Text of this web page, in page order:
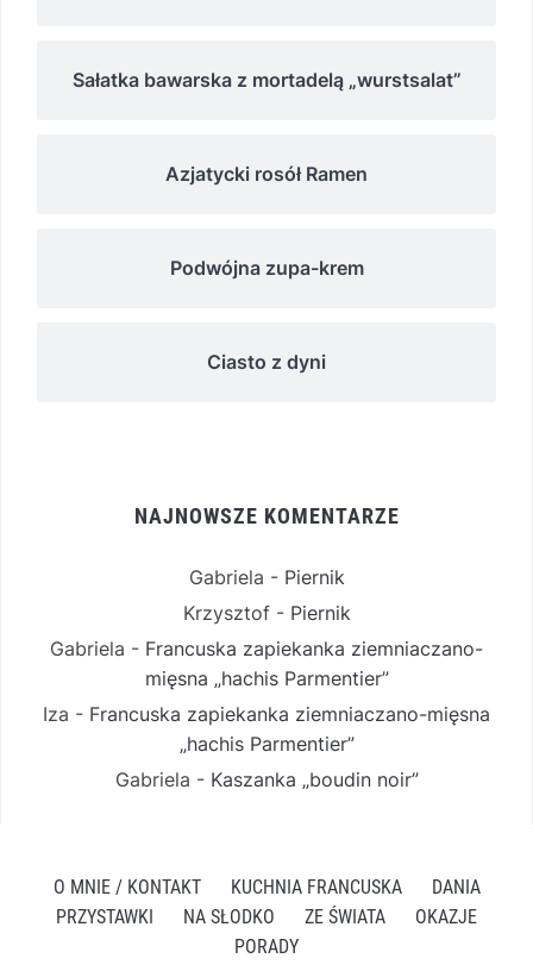
Sałatka bawarska z mortadelą „wurstsalat”
Azjatycki rosół Ramen
Podwójna zupa-krem
Ciasto z dyni
NAJNOWSZE KOMENTARZE
Gabriela - Piernik
Krzysztof- Piernik
Gabriela - Francuska zapiekanka ziemniaczano-
mięsna „hachis Parmentier”
Iza - Francuska zapiekanka ziemniaczano-mięsna
„hachis Parmentier”
Gabriela - Kaszanka „boudin noir”
O MNIE / KONTAKT KUCHNIA FRANCUSKA
DANIA
PRZYSTAWKI
NA SŁODKO ZE ŚWIATA
OKAZJE
PORADY